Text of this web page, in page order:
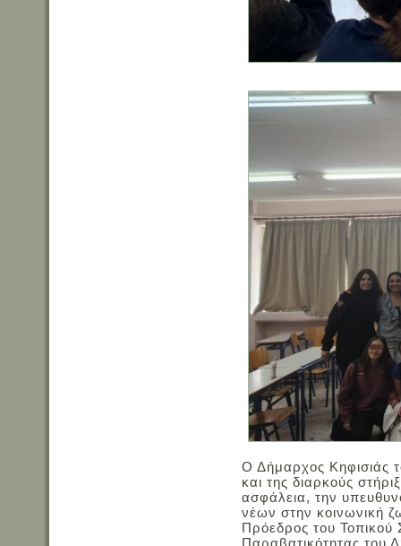
Ο Δήμαρχος Κηφισιάς
και της διαρκούς
ασφάλεια, την
νέων στην κοινωνική
Πρόεδρος του
Παραβατικότητας του